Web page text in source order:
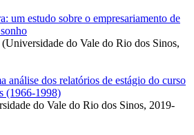
um estudo sobre o empresariamento de
(Universidade do Vale do Rio dos Sinos,
análise dos relatórios de estágio do curso
(1966-1998)
do Vale do Rio dos Sinos, 2019-